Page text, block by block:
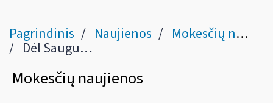
Pagrindinis Naujienos Mokesčių naujienos
Dėl Saugumo įnašo deklaracijos KIT725 formos, jos pildymo, tikslinimo ir pateikimo tvarkos aprašo
Mokesčių naujienos